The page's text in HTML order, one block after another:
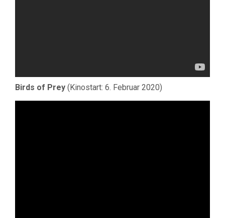
Birds of Prey (Kinostart: 6. Februar 2020)